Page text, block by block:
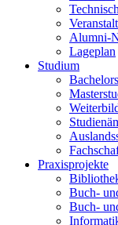
Alumni-
Lageplan
Studium
Praxisprojekte
Buch-
Buch-